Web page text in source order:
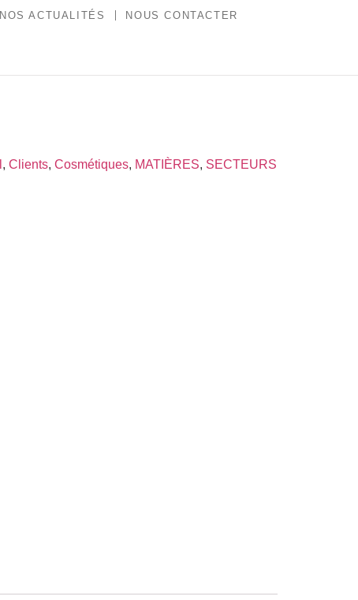
NOS ACTUALITÉS NOUS CONTACTER
, Clients, Cosmétiques, MATIÈRES, SECTEURS